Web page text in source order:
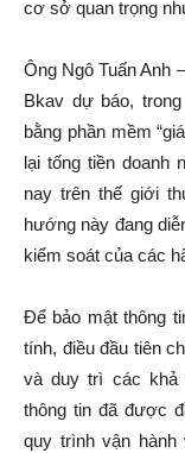
cơ sở quan trọng
Ông Ngô Tuấn Anh
Bkav dự báo,
bằng phần mềm
lại tống tiền doanh
nay trên thế giới
hướng này đang
kiểm soát của các
Để bảo mật thông
tính, điều đầu tiên
và duy trì các khả
thông tin đã được
quy trình vận